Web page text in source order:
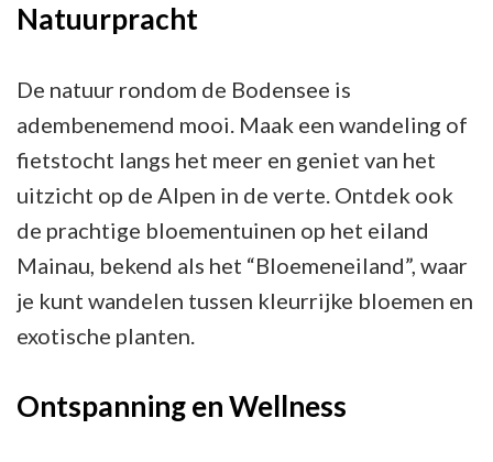
Natuurpracht
De natuur rondom de Bodensee is
adembenemend mooi. Maak een wandeling of
fietstocht langs het meer en geniet van het
uitzicht op de Alpen in de verte. Ontdek ook
de prachtige bloementuinen op het eiland
Mainau, bekend als het “Bloemeneiland”, waar
je kunt wandelen tussen kleurrijke bloemen en
exotische planten.
Ontspanning en Wellness